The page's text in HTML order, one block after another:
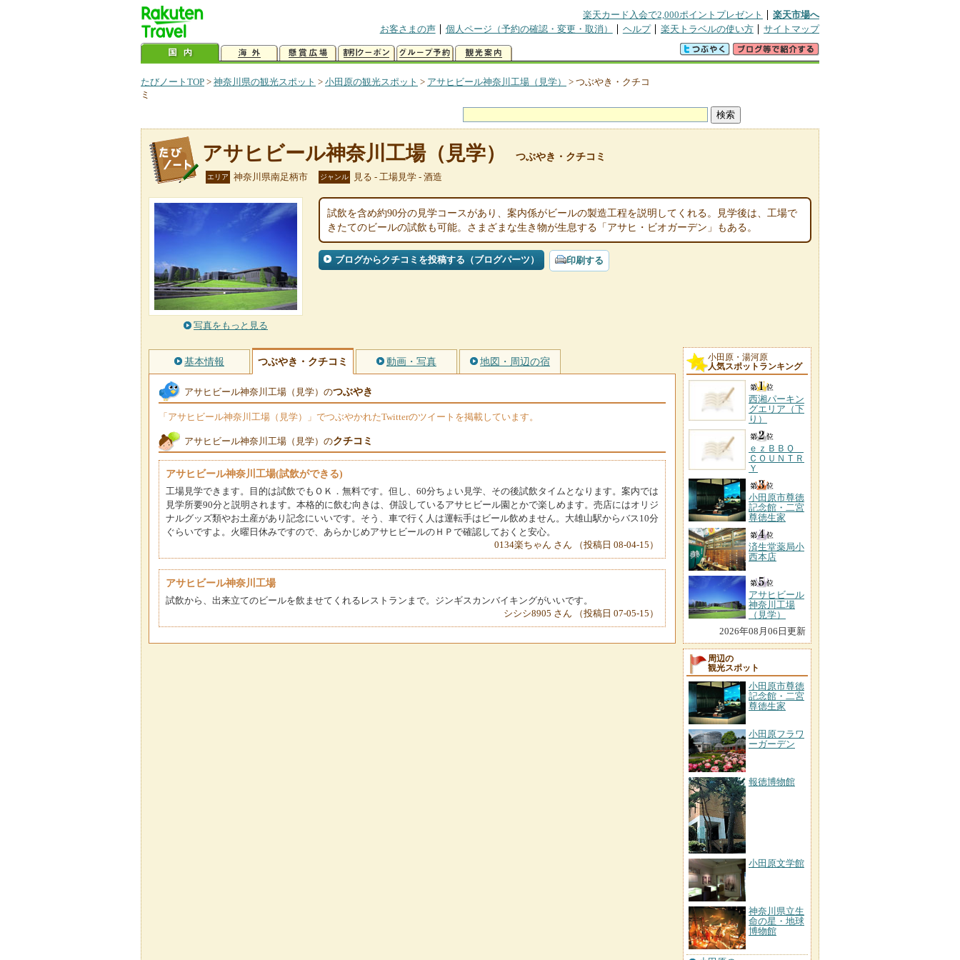
楽天カード入会で2,000ポイントプレゼント
楽天市場へ
お客さまの声
個人ページ（予約の確認・変更・取消） ヘルプ 楽天トラベルの使い方 サイトマップ
たびノートTOP > 神奈川県の観光スポット > 小田原の観光スポット > アサヒビール神奈川工場（見学） > つぶやき・クチコ
ミ
アサヒビール神奈川工場（見学） つぶやき・クチコミ
エリア 神奈川県南足柄市 ジャンル 見る - 工場見学 - 酒造
写真をもっと見る
試飲を含め約90分の見学コースがあり、案内係がビールの製造工程を説明してくれる。見学後は、工場で
きたてのビールの試飲も可能。さまざまな生き物が生息する「アサヒ・ビオガーデン」もある。
ブログからクチコミを投稿する（ブログパーツ） 印刷する
基本情報 つぶやき・クチコミ 動画・写真 地図・周辺の宿
アサヒビール神奈川工場（見学）のつぶやき
「アサヒビール神奈川工場（見学）」でつぶやかれたTwitterのツイートを掲載しています。
アサヒビール神奈川工場（見学）のクチコミ
アサヒビール神奈川工場(試飲ができる)
工場見学できます。目的は試飲でもＯＫ．無料です。但し、60分ちょい見学、その後試飲タイムとなります。案内では
見学所要90分と説明されます。本格的に飲む向きは、併設しているアサヒビール園とかで楽しめます。売店にはオリジ
ナルグッズ類やお土産があり記念にいいです。そう、車で行く人は運転手はビール飲めません。大雄山駅からバス10分
ぐらいですよ。火曜日休みですので、あらかじめアサヒビールのＨＰで確認しておくと安心。
0134楽ちゃん さん （投稿日 08-04-15）
アサヒビール神奈川工場
試飲から、出来立てのビールを飲ませてくれるレストランまで。ジンギスカンバイキングがいいです。
シシシ8905 さん （投稿日 07-05-15）
小田原・湯河原
人気スポットランキング
西湘パーキン
グエリア（下
り）
ｅｚＢＢＱ
ＣＯＵＮＴＲ
Ｙ
小田原市尊徳
記念館・二宮
尊徳生家
済生堂薬局小
西本店
アサヒビール
神奈川工場
（見学）
2026年08月06日更新
周辺の
観光スポット
小田原市尊徳
記念館・二宮
尊徳生家
小田原フラワ
ーガーデン
報徳博物館
小田原文学館
神奈川県立生
命の星・地球
博物館